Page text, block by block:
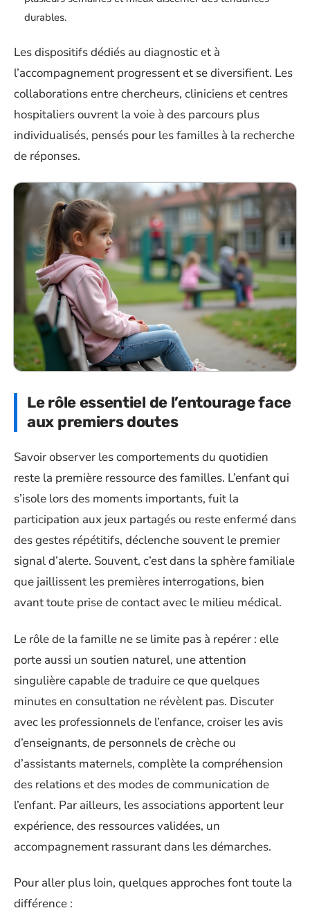
durables.
Les dispositifs dédiés au diagnostic et à
l’accompagnement progressent et se diversifient. Les
collaborations entre chercheurs, cliniciens et centres
hospitaliers ouvrent la voie à des parcours plus
individualisés, pensés pour les familles à la recherche
de réponses.
Le rôle essentiel de l’entourage face
aux premiers doutes
Savoir observer les comportements du quotidien
reste la première ressource des familles. L’enfant qui
s’isole lors des moments importants, fuit la
participation aux jeux partagés ou reste enfermé dans
des gestes répétitifs, déclenche souvent le premier
signal d’alerte. Souvent, c’est dans la sphère familiale
que jaillissent les premières interrogations, bien
avant toute prise de contact avec le milieu médical.
Le rôle de la famille ne se limite pas à repérer : elle
porte aussi un soutien naturel, une attention
singulière capable de traduire ce que quelques
minutes en consultation ne révèlent pas. Discuter
avec les professionnels de l’enfance, croiser les avis
d’enseignants, de personnels de crèche ou
d’assistants maternels, complète la compréhension
des relations et des modes de communication de
l’enfant. Par ailleurs, les associations apportent leur
expérience, des ressources validées, un
accompagnement rassurant dans les démarches.
Pour aller plus loin, quelques approches font toute la
différence :